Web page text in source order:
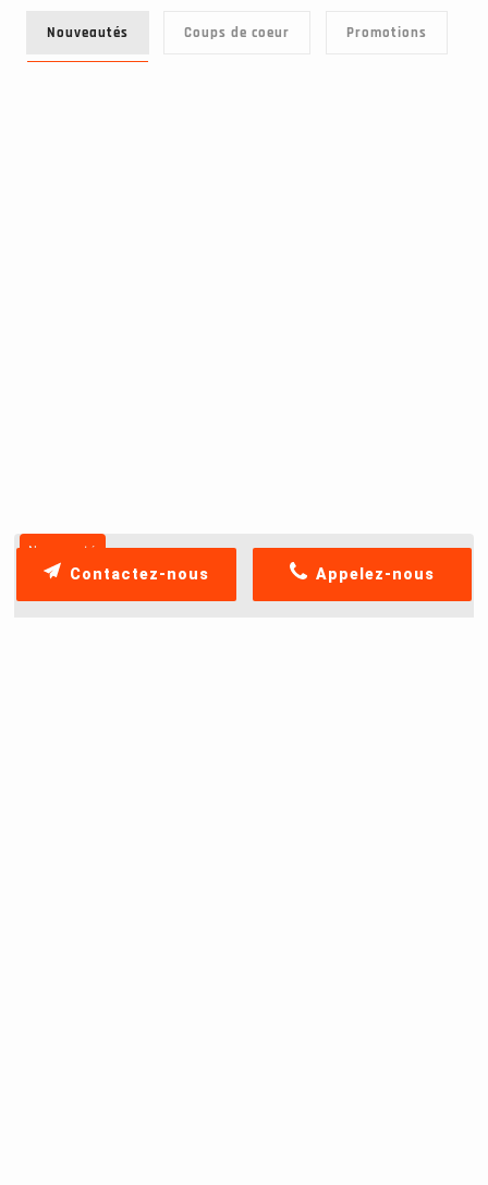
Nouveautés Coups de coeur Promotions
Nouveauté
Appelez-nous
Contactez-nous